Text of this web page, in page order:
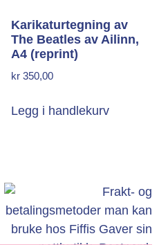
Karikaturtegning av
The Beatles av Ailinn,
A4 (reprint)
kr 350,00
Legg i handlekurv